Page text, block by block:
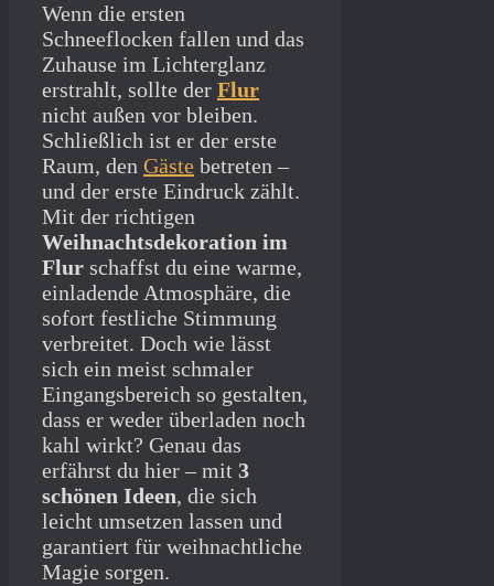
Wenn die ersten
Schneeflocken fallen und das
Zuhause im Lichterglanz
erstrahlt, sollte der Flur
nicht außen vor bleiben.
Schließlich ist er der erste
Raum, den Gäste betreten –
und der erste Eindruck zählt.
Mit der richtigen
Weihnachtsdekoration im
Flur schaffst du eine warme,
einladende Atmosphäre, die
sofort festliche Stimmung
verbreitet. Doch wie lässt
sich ein meist schmaler
Eingangsbereich so gestalten,
dass er weder überladen noch
kahl wirkt? Genau das
erfährst du hier – mit 3
schönen Ideen, die sich
leicht umsetzen lassen und
garantiert für weihnachtliche
Magie sorgen.